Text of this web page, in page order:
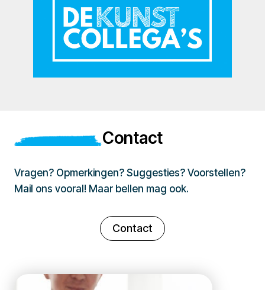
Contact
Vragen? Opmerkingen? Suggesties? Voorstellen?
Mail ons vooral! Maar bellen mag ook.
Contact